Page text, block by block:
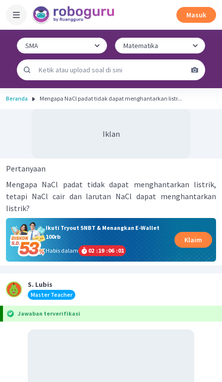
Masuk
Beranda Mengapa NaCl padat tidak dapat menghantarkan listr...
Iklan
Pertanyaan
Mengapa NaCl padat tidak dapat menghantarkan listrik,
tetapi NaCl cair dan larutan NaCl dapat menghantarkan
listrik?
Ikuti Tryout SNBT & Menangkan E-Wallet
100rb
Habis dalam
02 :19 :06 :01
Klaim
S. Lubis
Master Teacher
Jawaban terverifikasi